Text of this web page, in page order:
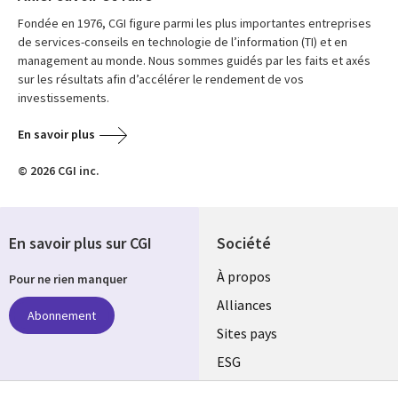
Fondée en 1976, CGI figure parmi les plus importantes entreprises
de services-conseils en technologie de l’information (TI) et en
management au monde. Nous sommes guidés par les faits et axés
sur les résultats afin d’accélérer le rendement de vos
investissements.
En savoir plus
© 2026 CGI inc.
Société
À propos
Alliances
Sites pays
ESG
En savoir plus sur CGI
Pour ne rien manquer
Abonnement